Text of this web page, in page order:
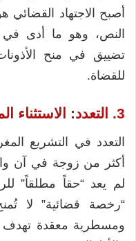
أصبح الاجتهاد القضائي
النص، وهو ما أدى في
تضييق في منح
للقضاة.
3. التعدد: الاستثناء المحفوف بالقيود
التعدد في التشريع
أكثر من زوجة في آن
لم يعد “حقاً مطلقاً”
“رخصة قضائية” لا
ومسطرية معقدة تهدف